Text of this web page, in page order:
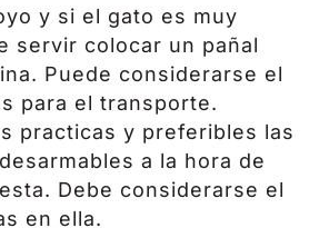
y si el gato es muy
servir colocar un pañal
Puede considerarse el
para el transporte.
practicas y preferibles las
a la hora de
Debe considerarse el
en ella.